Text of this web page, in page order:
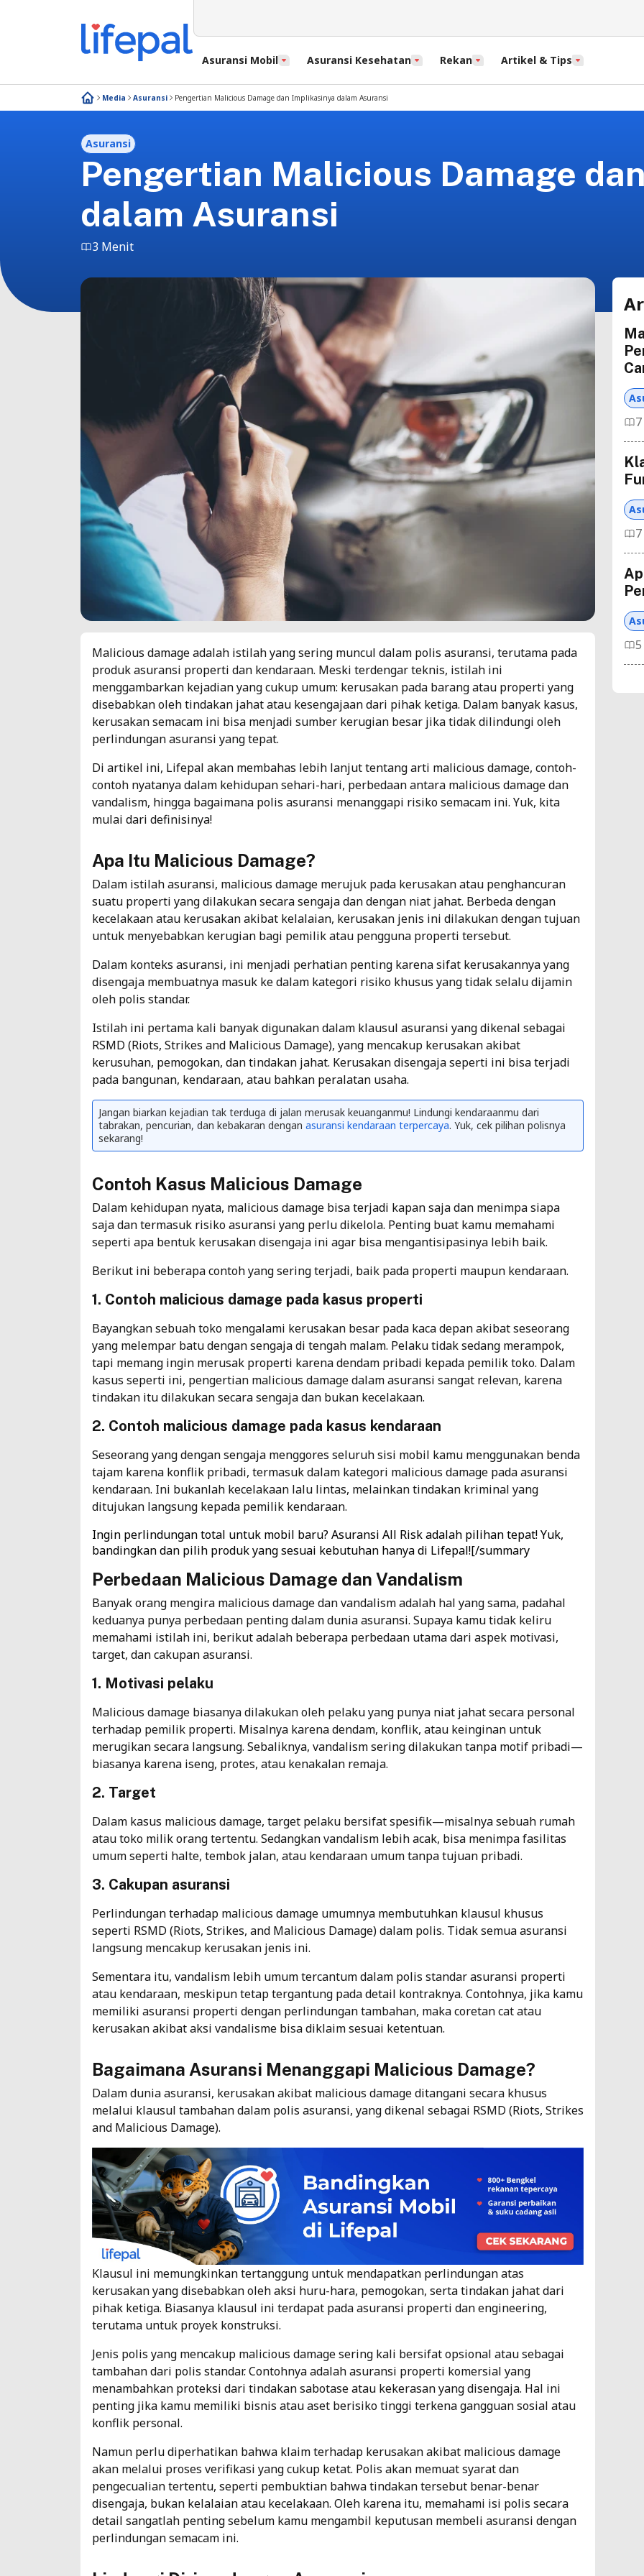
Asuransi Mobil Asuransi Kesehatan Rekan Artikel & Tips
Media Asuransi Pengertian Malicious Damage dan Implikasinya dalam Asuransi
Asuransi
Pengertian Malicious Damage
dalam Asuransi
3 Menit
Malicious damage adalah istilah yang sering muncul dalam polis asuransi, terutama pada
produk asuransi properti dan kendaraan. Meski terdengar teknis, istilah ini
menggambarkan kejadian yang cukup umum: kerusakan pada barang atau properti yang
disebabkan oleh tindakan jahat atau kesengajaan dari pihak ketiga. Dalam banyak kasus,
kerusakan semacam ini bisa menjadi sumber kerugian besar jika tidak dilindungi oleh
perlindungan asuransi yang tepat.
Di artikel ini, Lifepal akan membahas lebih lanjut tentang arti malicious damage, contoh-
contoh nyatanya dalam kehidupan sehari-hari, perbedaan antara malicious damage dan
vandalism, hingga bagaimana polis asuransi menanggapi risiko semacam ini. Yuk, kita
mulai dari definisinya!
Apa Itu Malicious Damage?
Dalam istilah asuransi, malicious damage merujuk pada kerusakan atau penghancuran
suatu properti yang dilakukan secara sengaja dan dengan niat jahat. Berbeda dengan
kecelakaan atau kerusakan akibat kelalaian, kerusakan jenis ini dilakukan dengan tujuan
untuk menyebabkan kerugian bagi pemilik atau pengguna properti tersebut.
Dalam konteks asuransi, ini menjadi perhatian penting karena sifat kerusakannya yang
disengaja membuatnya masuk ke dalam kategori risiko khusus yang tidak selalu dijamin
oleh polis standar.
Istilah ini pertama kali banyak digunakan dalam klausul asuransi yang dikenal sebagai
RSMD (Riots, Strikes and Malicious Damage), yang mencakup kerusakan akibat
kerusuhan, pemogokan, dan tindakan jahat. Kerusakan disengaja seperti ini bisa terjadi
pada bangunan, kendaraan, atau bahkan peralatan usaha.
Jangan biarkan kejadian tak terduga di jalan merusak keuanganmu! Lindungi kendaraanmu dari
tabrakan, pencurian, dan kebakaran dengan asuransi kendaraan terpercaya. Yuk, cek pilihan polisnya
sekarang!
Contoh Kasus Malicious Damage
Dalam kehidupan nyata, malicious damage bisa terjadi kapan saja dan menimpa siapa
saja dan termasuk risiko asuransi yang perlu dikelola. Penting buat kamu memahami
seperti apa bentuk kerusakan disengaja ini agar bisa mengantisipasinya lebih baik.
Berikut ini beberapa contoh yang sering terjadi, baik pada properti maupun kendaraan.
1. Contoh malicious damage pada kasus properti
Bayangkan sebuah toko mengalami kerusakan besar pada kaca depan akibat seseorang
yang melempar batu dengan sengaja di tengah malam. Pelaku tidak sedang merampok,
tapi memang ingin merusak properti karena dendam pribadi kepada pemilik toko. Dalam
kasus seperti ini, pengertian malicious damage dalam asuransi sangat relevan, karena
tindakan itu dilakukan secara sengaja dan bukan kecelakaan.
2. Contoh malicious damage pada kasus kendaraan
Seseorang yang dengan sengaja menggores seluruh sisi mobil kamu menggunakan benda
tajam karena konflik pribadi, termasuk dalam kategori malicious damage pada asuransi
kendaraan. Ini bukanlah kecelakaan lalu lintas, melainkan tindakan kriminal yang
ditujukan langsung kepada pemilik kendaraan.
Ingin perlindungan total untuk mobil baru? Asuransi All Riskadalah pilihan tepat! Yuk,
bandingkan dan pilih produk yang sesuai kebutuhan hanya di Lifepal![/summary
Perbedaan Malicious Damage dan Vandalism
Banyak orang mengira malicious damage dan vandalism adalah hal yang sama, padahal
keduanya punya perbedaan penting dalam dunia asuransi. Supaya kamu tidak keliru
memahami istilah ini, berikut adalah beberapa perbedaan utama dari aspek motivasi,
target, dan cakupan asuransi.
1. Motivasi pelaku
Malicious damage biasanya dilakukan oleh pelaku yang punya niat jahat secara personal
terhadap pemilik properti. Misalnya karena dendam, konflik, atau keinginan untuk
merugikan secara langsung. Sebaliknya, vandalism sering dilakukan tanpa motif pribadi—
biasanya karena iseng, protes, atau kenakalan remaja.
2. Target
Dalam kasus malicious damage, target pelaku bersifat spesifik—misalnya sebuah rumah
atau toko milik orang tertentu. Sedangkan vandalism lebih acak, bisa menimpa fasilitas
umum seperti halte, tembok jalan, atau kendaraan umum tanpa tujuan pribadi.
3. Cakupan asuransi
Perlindungan terhadap malicious damage umumnya membutuhkan klausul khusus
seperti RSMD (Riots, Strikes, and Malicious Damage) dalam polis. Tidak semua asuransi
langsung mencakup kerusakan jenis ini.
Sementara itu, vandalism lebih umum tercantum dalam polis standar asuransi properti
atau kendaraan, meskipun tetap tergantung pada detail kontraknya. Contohnya, jika kamu
memiliki asuransi properti dengan perlindungan tambahan, maka coretan cat atau
kerusakan akibat aksi vandalisme bisa diklaim sesuai ketentuan.
Bagaimana Asuransi Menanggapi Malicious Damage?
Dalam dunia asuransi, kerusakan akibat malicious damage ditangani secara khusus
melalui klausul tambahan dalam polis asuransi, yang dikenal sebagai RSMD (Riots, Strikes
and Malicious Damage).
Klausul ini memungkinkan tertanggung untuk mendapatkan perlindungan atas
kerusakan yang disebabkan oleh aksi huru-hara, pemogokan, serta tindakan jahat dari
pihak ketiga. Biasanya klausul ini terdapat pada asuransi properti dan engineering,
terutama untuk proyek konstruksi.
Jenis polis yang mencakup malicious damage sering kali bersifat opsional atau sebagai
tambahan dari polis standar. Contohnya adalah asuransi properti komersial yang
menambahkan proteksi dari tindakan sabotase atau kekerasan yang disengaja. Hal ini
penting jika kamu memiliki bisnis atau aset berisiko tinggi terkena gangguan sosial atau
konflik personal.
Namun perlu diperhatikan bahwa klaim terhadap kerusakan akibat malicious damage
akan melalui proses verifikasi yang cukup ketat. Polis akan memuat syarat dan
pengecualian tertentu, seperti pembuktian bahwa tindakan tersebut benar-benar
disengaja, bukan kelalaian atau kecelakaan. Oleh karena itu, memahami isi polis secara
detail sangatlah penting sebelum kamu mengambil keputusan membeli asuransi dengan
perlindungan semacam ini.